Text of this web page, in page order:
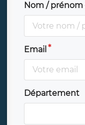
Nom / prénom
Email
Département